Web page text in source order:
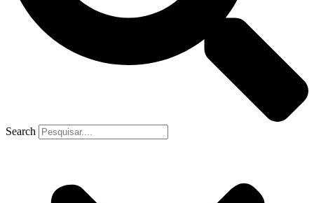
Search